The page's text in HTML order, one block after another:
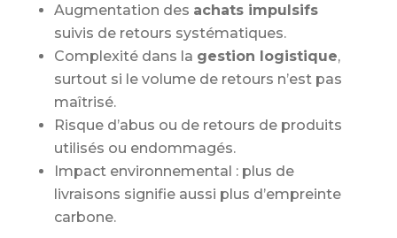
Augmentation des achats impulsifs
suivis de retours systématiques.
Complexité dans la gestion logistique,
surtout si le volume de retours n’est pas
maîtrisé.
Risque d’abus ou de retours de produits
utilisés ou endommagés.
Impact environnemental : plus de
livraisons signifie aussi plus d’empreinte
carbone.